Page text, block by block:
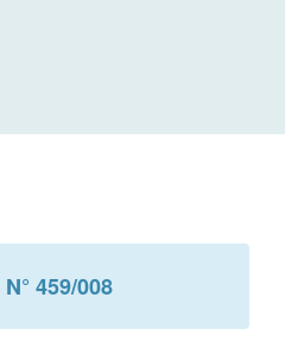
N° 459/008